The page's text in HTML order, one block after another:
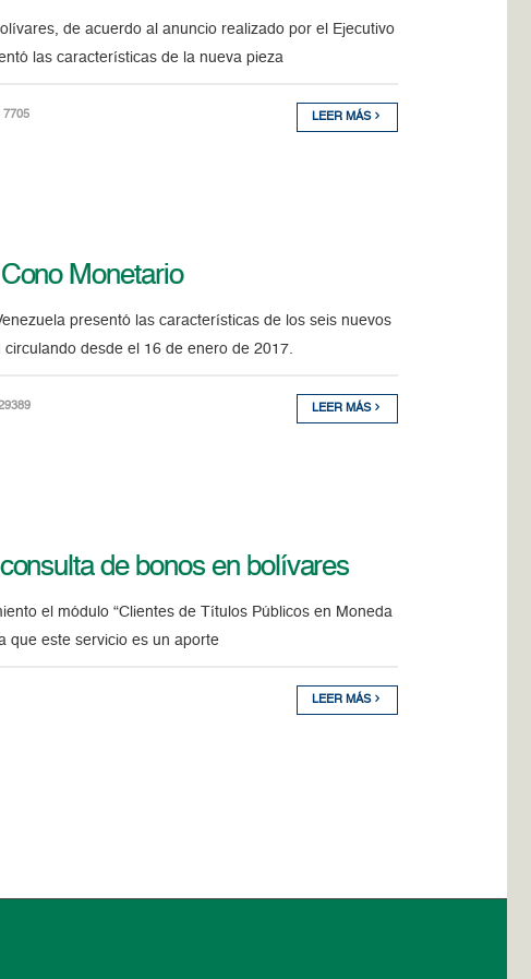
de acuerdo al anuncio realizado por el Ejecutivo
las características de la nueva pieza
7705 LEER MÁS
Monetario
presentó las características de los seis nuevos
desde el 16 de enero de 2017.
LEER MÁS
de bonos en bolívares
el módulo “Clientes de Títulos Públicos en Moneda
que este servicio es un aporte
LEER MÁS